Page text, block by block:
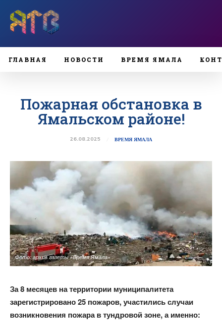
ГЛАВНАЯ НОВОСТИ ВРЕМЯ ЯМАЛА
Пожарная обстановка в
Ямальском районе!
26.08.2025 ВРЕМЯ ЯМАЛА
Фото: архив газеты «Время Ямала»
За 8 месяцев на территории муниципалитета
зарегистрировано 25 пожаров, участились случаи
возникновения пожара в тундровой зоне, а именно: